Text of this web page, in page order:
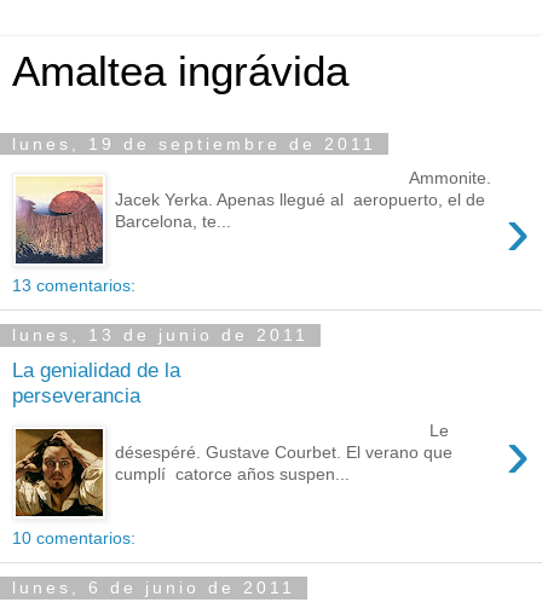
Amaltea ingrávida
lunes, 19 de septiembre de 2011
›
Ammonite.
Jacek Yerka. Apenas llegué al aeropuerto, el de
Barcelona, te...
13 comentarios:
lunes, 13 de junio de 2011
La genialidad de la
perseverancia
›
Le
désespéré. Gustave Courbet. El verano que
cumplí catorce años suspen...
10 comentarios:
lunes, 6 de junio de 2011